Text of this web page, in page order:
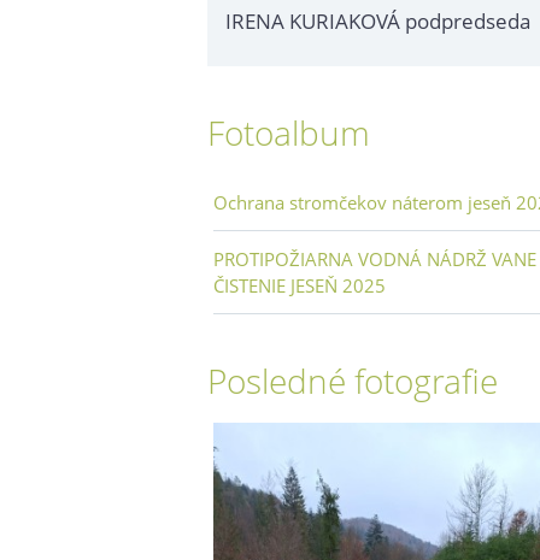
IRENA KURIAKOVÁ podpredseda
Fotoalbum
Ochrana stromčekov náterom jeseň
PROTIPOŽIARNA VODNÁ NÁDRŽ VANE
ČISTENIE JESEŇ 2025
Posledné fotografie